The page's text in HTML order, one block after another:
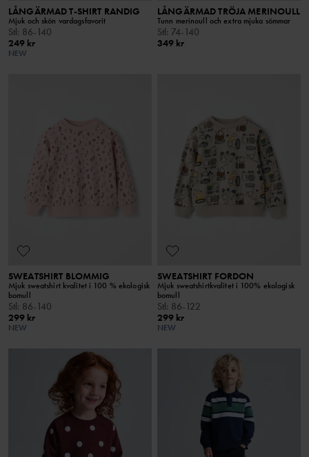
LÅNGÄRMAD T-SHIRT RANDIG
Mjuk och skön vardagsfavorit
Stl: 86-140
249 kr
NEW
LÅNGÄRMAD TRÖJA MERINOULL
Tunn merinoull och extra mjuka sömmar
Stl: 74-140
349 kr
SWEATSHIRT BLOMMIG
Mjuk sweatshirt kvalitet i 100 % ekologisk
bomull
Stl: 86-140
299 kr
NEW
SWEATSHIRT FORDON
Mjuk sweatshirtkvalitet i 100% ekologisk
bomull
Stl: 86-122
299 kr
NEW